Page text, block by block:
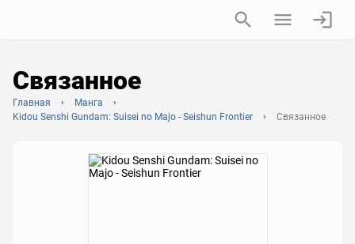
Связанное
Главная
Манга
Kidou Senshi Gundam: Suisei no Majo - Seishun Frontier
Связанное